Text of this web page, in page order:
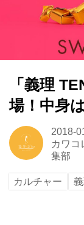
「義理
場！中身
2018-
カワコ
集部
カルチャー